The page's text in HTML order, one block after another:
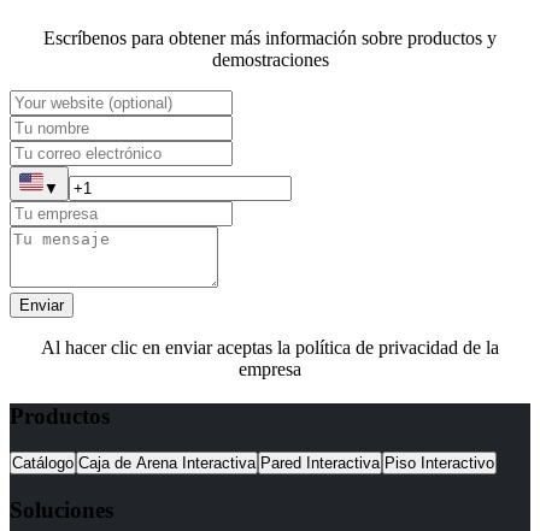
Escríbenos para obtener más información sobre productos y
demostraciones
▼
Enviar
Al hacer clic en enviar aceptas la política de privacidad de la
empresa
Productos
Catálogo Caja de Arena Interactiva Pared Interactiva Piso Interactivo
Soluciones